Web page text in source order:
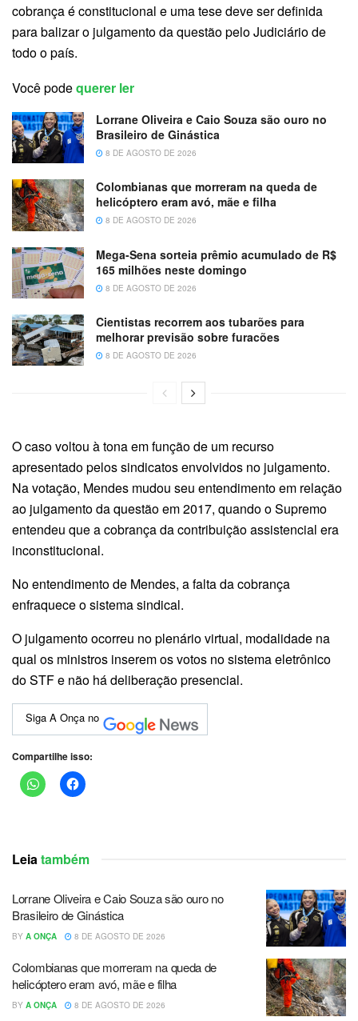
cobrança é constitucional e uma tese deve ser definida
para balizar o julgamento da questão pelo Judiciário de
todo o país.
Você podequerer ler
Lorrane Oliveira e Caio Souza são ouro no
Brasileiro de Ginástica
8 DE AGOSTO DE 2026
Colombianas que morreram na queda de
helicóptero eram avó, mãe e filha
8 DE AGOSTO DE 2026
Mega-Sena sorteia prêmio acumulado de R$
165 milhões neste domingo
8 DE AGOSTO DE 2026
Cientistas recorrem aos tubarões para
melhorar previsão sobre furacões
8 DE AGOSTO DE 2026
O caso voltou à tona em função de um recurso
apresentado pelos sindicatos envolvidos no julgamento.
Na votação, Mendes mudou seu entendimento em relação
ao julgamento da questão em 2017, quando o Supremo
entendeu que a cobrança da contribuição assistencial era
inconstitucional.
No entendimento de Mendes, a falta da cobrança
enfraquece o sistema sindical.
O julgamento ocorreu no plenário virtual, modalidade na
qual os ministros inserem os votos no sistema eletrônico
do STF e não há deliberação presencial.
Siga A Onça no
Compartilhe isso:
Leiatambém
Lorrane Oliveira e Caio Souza são ouro no
Brasileiro de Ginástica
BY A ONÇA 8 DE AGOSTO DE 2026
Colombianas que morreram na queda de
helicóptero eram avó, mãe e filha
BY A ONÇA 8 DE AGOSTO DE 2026